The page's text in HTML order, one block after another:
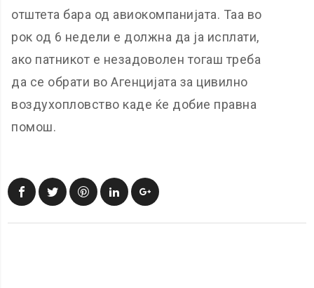
отштета бара од авиокомпанијата. Таа во
рок од 6 недели е должна да ја исплати,
ако патникот е незадоволен тогаш треба
да се обрати во Агенцијата за цивилно
воздухопловство каде ќе добие правна
помош.